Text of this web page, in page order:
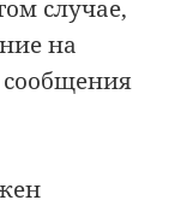
случае,
на
сообщения